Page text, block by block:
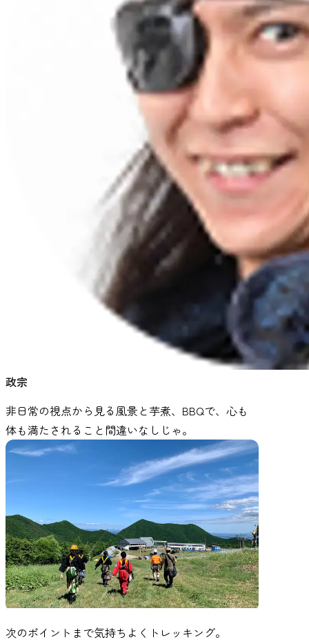
政宗
非日常の視点から見る風景と芋煮、BBQで、心も
体も満たされること間違いなしじゃ。
次のポイントまで気持ちよくトレッキング。